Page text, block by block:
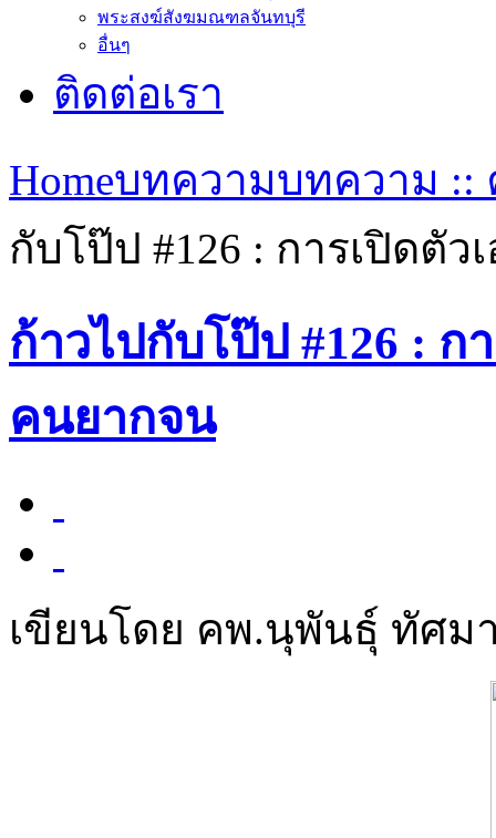
พระสงฆ์สังฆมณฑลจันทบุรี
อื่นๆ
ติดต่อเรา
Homeบทความบทความ
กับโป๊ป #126 : การเปิดตั
ก้าวไปกับโป๊ป #126 : ก
คนยากจน
เขียนโดย คพ.นุพันธุ์ ทัศม